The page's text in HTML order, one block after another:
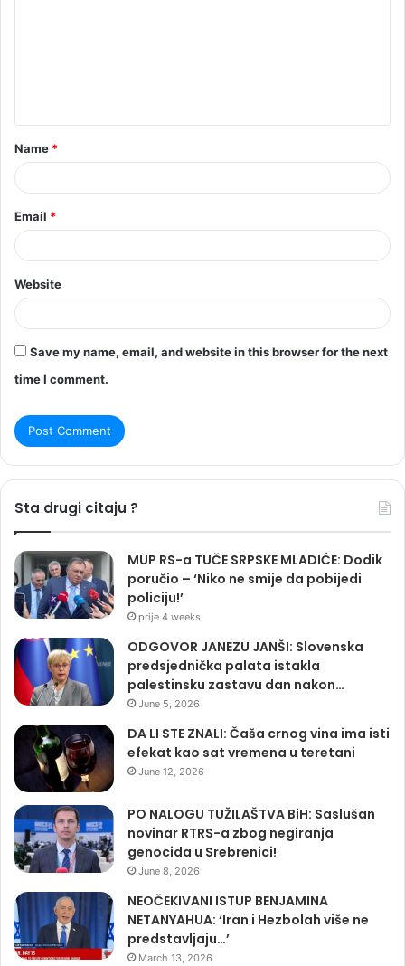
t
*
Name *
Email *
Website
Save my name, email, and website in this browser for the next
time I comment.
Sta drugi citaju ?
MUP RS-a TUČE SRPSKE MLADIĆE: Dodik
poručio – ‘Niko ne smije da pobijedi
policiju!’
prije 4 weeks
ODGOVOR JANEZU JANŠI: Slovenska
predsjednička palata istakla
palestinsku zastavu dan nakon…
June 5, 2026
DA LI STE ZNALI: Čaša crnog vina ima isti
efekat kao sat vremena u teretani
June 12, 2026
PO NALOGU TUŽILAŠTVA BiH: Saslušan
novinar RTRS-a zbog negiranja
genocida u Srebrenici!
June 8, 2026
NEOČEKIVANI ISTUP BENJAMINA
NETANYAHUA: ‘Iran i Hezbolah više ne
predstavljaju…’
March 13, 2026